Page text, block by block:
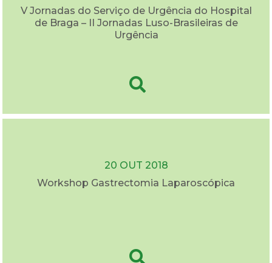
V Jornadas do Serviço de Urgência do Hospital
de Braga – II Jornadas Luso-Brasileiras de
Urgência
20 OUT 2018
Workshop Gastrectomia Laparoscópica